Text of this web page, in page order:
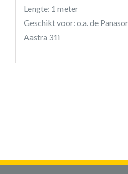
Lengte: 1 meter
Geschikt voor: o.a. de
Aastra 31i